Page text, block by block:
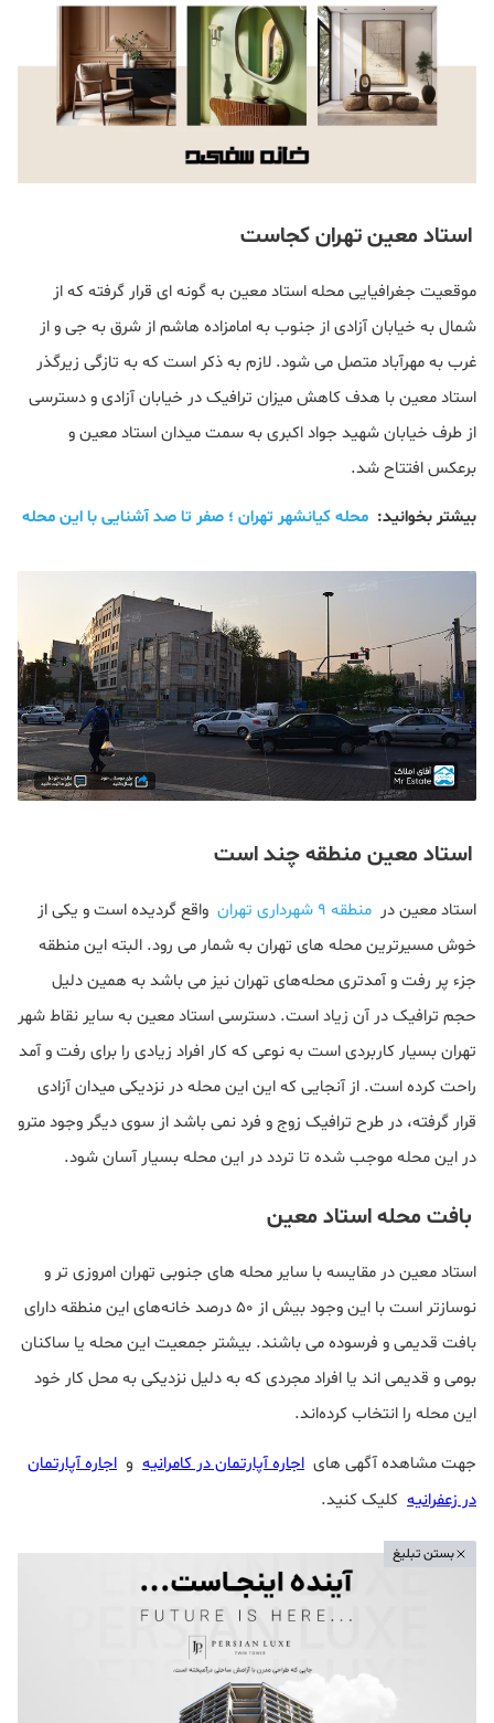
استاد معین تهران کجاست
موقعیت جغرافیایی محله استاد معین به گونه ای قرار گرفته که از
شمال به خیابان آزادی از جنوب به امامزاده هاشم از شرق به جی و از
غرب به مهرآباد متصل می شود. لازم به ذکر است که به تازگی زیرگذر
استاد معین با هدف کاهش میزان ترافیک در خیابان آزادی و دسترسی
از طرف خیابان شهید جواد اکبری به سمت میدان استاد معین و
برعکس افتتاح شد.
بیشتر بخوانید: محله کیانشهر تهران ؛ صفر تا صد آشنایی با این محله
استاد معین منطقه چند است
استاد معین در منطقه 9 شهرداری تهران
واقع گردیده است و یکی از
خوش مسیرترین محله های تهران به شمار می رود. البته این منطقه
جزء پر رفت و آمدتری محله‌های تهران نیز می باشد به همین دلیل
حجم ترافیک در آن زیاد است. دسترسی استاد معین به سایر نقاط شهر
تهران بسیار کاربردی است به نوعی که کار افراد زیادی را برای رفت و آمد
راحت کرده است. از آنجایی که این این محله در نزدیکی میدان آزادی
قرار گرفته، در طرح ترافیک زوج و فرد نمی باشد از سوی دیگر وجود مترو
در این محله موجب شده تا تردد در این محله بسیار آسان شود.
بافت محله استاد معین
استاد معین در مقایسه با سایر محله‌ های جنوبی تهران امروزی تر و
نوسازتر است با این وجود بیش از ۵۰ درصد خانه‌های این منطقه دارای
بافت قدیمی و فرسوده می باشند. بیشتر جمعیت این محله یا ساکنان
بومی و قدیمی اند یا افراد مجردی که به دلیل نزدیکی به محل کار خود
این محله را انتخاب کرده‌اند.
جهت مشاهده آگهی های اجاره آپارتمان در کامرانیه و اجاره آپارتمان
در زعفرانیه کلیک کنید.
بستن تبلیغ